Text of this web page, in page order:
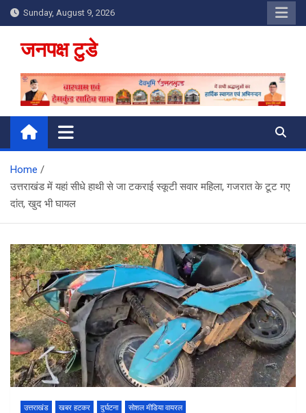
Skip
to
content
Sunday, August 9, 2026
जनपक्ष टुडे
Home
उत्तराखंड में यहां सीधे हाथी से जा टकराई स्कूटी सवार महिला, गजरात के टूट गए
दांत, खुद भी घायल
उत्तराखंड खबर हटकर दुर्घटना सोशल मीडिया वायरल